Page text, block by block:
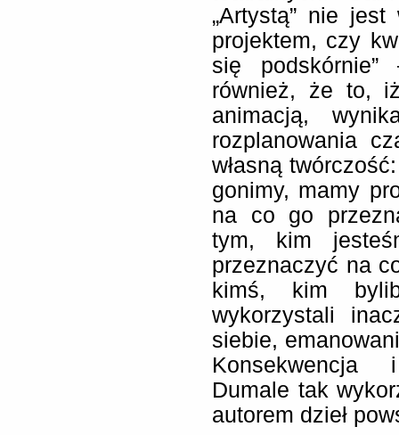
„Artystą” nie
projektem, czy
się podskórnie”
również, że to,
animacją,
rozplanowania
własną
gonimy, mamy
na co go
tym, kim
przeznaczyć na
kimś, kim
wykorzystali
siebie,
Konsekwencja
Dumale tak
autorem dzieł